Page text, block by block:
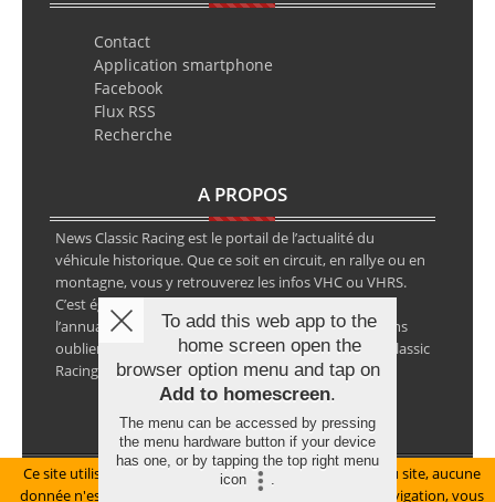
Contact
Application smartphone
Facebook
Flux RSS
Recherche
A PROPOS
News Classic Racing est le portail de l’actualité du
véhicule historique. Que ce soit en circuit, en rallye ou en
montagne, vous y retrouverez les infos VHC ou VHRS.
C’est également le calendrier des épreuves ainsi que
l’annuaire des spécialistes de la voiture ancienne, sans
oublier les petites annonces avec notre partenaire Classic
Racing Annonces.
Mentions légales
Ce site utilise des cookies pour le bon fonctionnement du site, aucune
donnée n'est collectée à ce titre. En poursuivant votre navigation, vous
To add this web app to the
home screen open the
browser option menu and tap on
Add to homescreen.
The menu can be accessed by pressing
the menu hardware button if your device
has one, or by tapping the top right menu
icon
.